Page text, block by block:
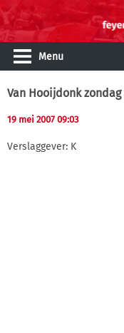
Menu
Van Hooijdonk
19 mei 2007 09:03
Verslaggever: K